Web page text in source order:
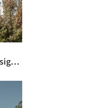
Edifício Médico Marivan / AsNow Design & Construct